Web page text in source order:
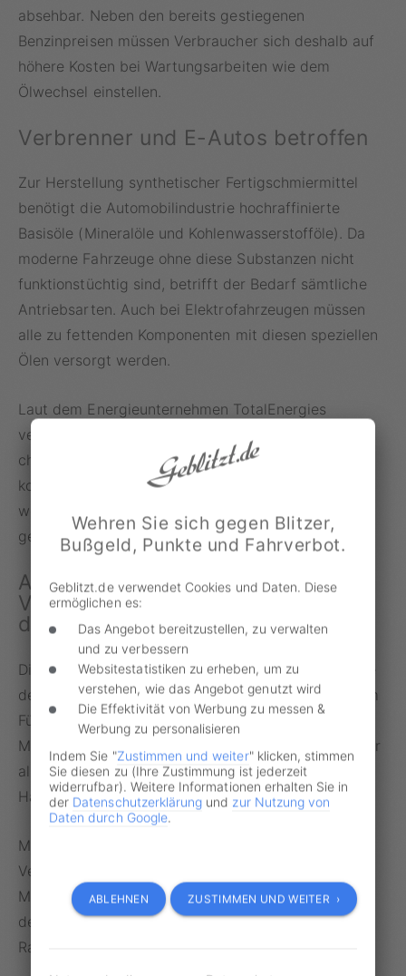
absehbar. Neben den bereits gestiegenen
Benzinpreisen müssen Verbraucher sich deshalb auf
höhere Kosten bei Wartungsarbeiten wie dem
Ölwechsel einstellen.
Verbrenner und E-Autos betroffen
Zur Herstellung synthetischer Fertigschmiermittel
benötigt die Automobilindustrie hochraffinierte
Basisöle (Mineralöle und Kohlenwasserstofföle). Da
moderne Fahrzeuge ohne diese Substanzen nicht
funktionstüchtig sind, betrifft der Bedarf sämtliche
Antriebsarten. Auch bei Elektrofahrzeugen müssen
alle zu fettenden Komponenten mit diesen speziellen
Ölen versorgt werden.
Laut dem Energieunternehmen TotalEnergies
verfügen synthetische Öle über vorteilhaftere
chemische und mechanische Merkmale als
konventionelle Schmiermittel. Polyalphaolefine
werden dabei primär für Fahrzeuge der Oberklasse
genutzt.
Abhängigkeit vom Golf: Zentrale
Versorgungsquelle für Europa und
die USA
Die Golfregion ist ein zentraler Lieferant für Basisöle
der Gruppe III und hält einen Anteil von knapp einem
Fünftel an der weltweiten Produktion. Laut der
Marktexpertin Gabriella Twining entfielen 2025 mehr
als zwei Drittel der europäischen sowie fast die
Hälfte der US-Importe auf diesen Raum.
Maßgebliche Produzenten sind Adnoc in den
Vereinigten Arabischen Emiraten mit einer halben
Million Tonnen jährlich und Bapco in Bahrain, wobei
deren Anlage in Sitra zuletzt durch einen
Raketeneinschlag getroffen wurde.
Wehren Sie sich gegen Blitzer,
Bußgeld, Punkte und Fahrverbot.
Geblitzt.de verwendet Cookies und Daten. Diese
ermöglichen es:
Das Angebot bereitzustellen, zu verwalten
und zu verbessern
Websitestatistiken zu erheben, um zu
verstehen, wie das Angebot genutzt wird
Die Effektivität von Werbung zu messen &
Werbung zu personalisieren
Indem Sie "Zustimmen und weiter" klicken, stimmen
Sie diesen zu (Ihre Zustimmung ist jederzeit
widerrufbar). Weitere Informationen erhalten Sie in
der Datenschutzerklärung und zur Nutzung von
Daten durch Google.
ABLEHNEN ZUSTIMMEN UND WEITER ›